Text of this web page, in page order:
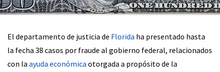
El departamento de justicia de Florida ha presentado hasta
la fecha 38 casos por fraude al gobierno federal, relacionados
con la ayuda económica otorgada a propósito de la